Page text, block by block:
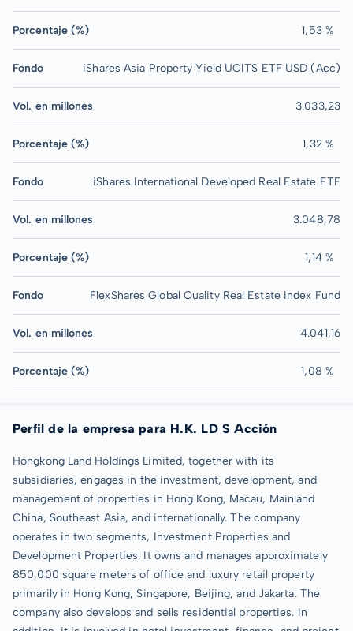
Porcentaje (%) 1,53 %
Fondo iShares Asia Property Yield UCITS ETF USD (Acc)
Vol. en millones 3.033,23
Porcentaje (%) 1,32 %
Fondo iShares International Developed Real Estate ETF
Vol. en millones 3.048,78
Porcentaje (%) 1,14 %
Fondo FlexShares Global Quality Real Estate Index Fund
Vol. en millones 4.041,16
Porcentaje (%) 1,08 %
Perfil de la empresa para H.K. LD S Acción
Hongkong Land Holdings Limited, together with its
subsidiaries, engages in the investment, development, and
management of properties in Hong Kong, Macau, Mainland
China, Southeast Asia, and internationally. The company
operates in two segments, Investment Properties and
Development Properties. It owns and manages approximately
850,000 square meters of office and luxury retail property
primarily in Hong Kong, Singapore, Beijing, and Jakarta. The
company also develops and sells residential properties. In